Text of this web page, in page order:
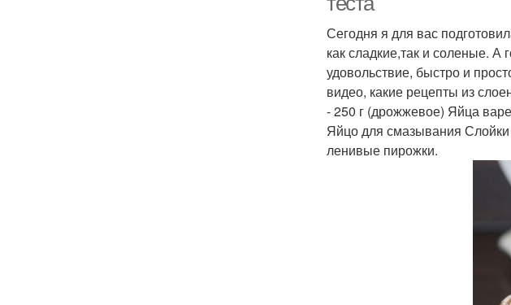
Сегодня я для вас
как сладкие,так и соленые. А
удовольствие, быстро и
видео, какие рецепты из
- 250 г (дрожжевое) Яйца
Яйцо для смазывания
ленивые пирожки.